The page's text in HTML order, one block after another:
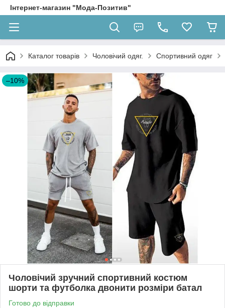
Інтернет-магазин "Мода-Позитив"
Каталог товарів Чоловічий одяг. Спортивний одяг
–10%
Чоловічий зручний спортивний костюм
шорти та футболка двонити розміри батал
Готово до відправки